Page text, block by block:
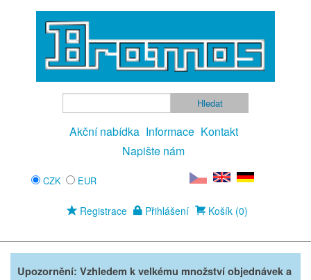
Akční nabídka Informace Kontakt
Napište nám
CZK EUR
Registrace Přihlášení Košík (0)
Upozornění: Vzhledem k velkému množství objednávek a